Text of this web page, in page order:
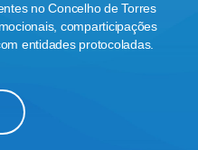
no Concelho de Torres
comparticipações
entidades protocoladas.